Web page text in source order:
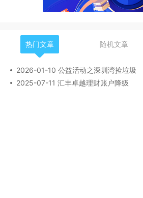
热门文章 随机文章
2026-01-10 公益活动之深圳湾捡垃圾
2025-07-11 汇丰卓越理财账户降级